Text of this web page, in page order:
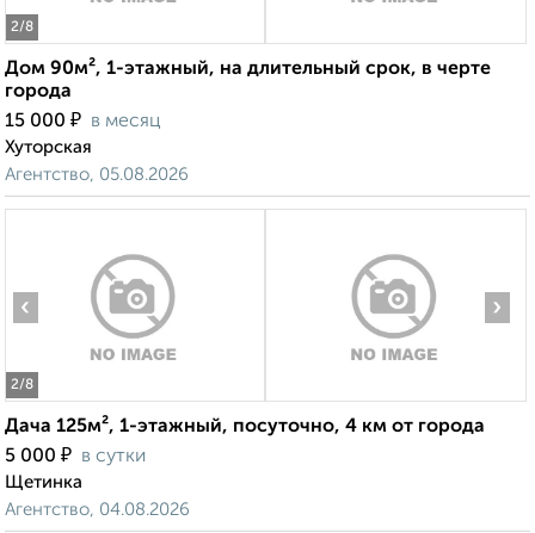
2/8
Дом 90м², 1-этажный, на длительный срок, в черте
города
15 000 ₽ в месяц
Хуторская
Агентство, 05.08.2026
2/8
‹ ›
Дача 125м², 1-этажный, посуточно, 4 км от города
5 000 ₽ в сутки
Щетинка
Агентство, 04.08.2026